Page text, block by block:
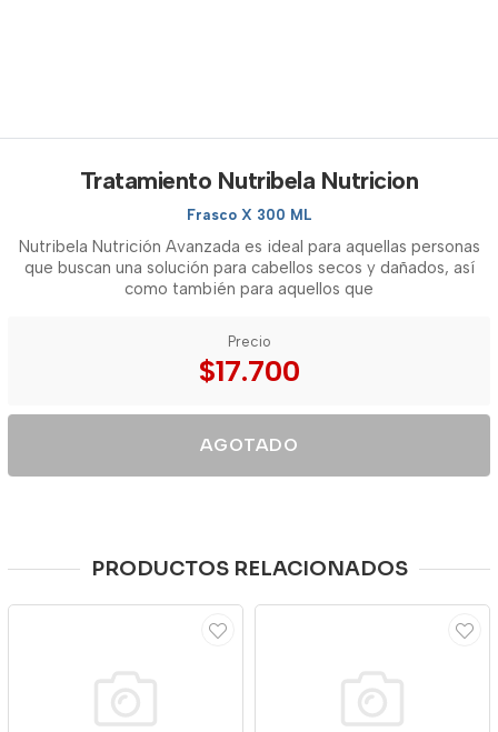
Tratamiento Nutribela Nutricion
Frasco X 300 ML
Nutribela Nutrición Avanzada es ideal para aquellas personas
que buscan una solución para cabellos secos y dañados, así
como también para aquellos que
Precio
$17.700
AGOTADO
PRODUCTOS RELACIONADOS